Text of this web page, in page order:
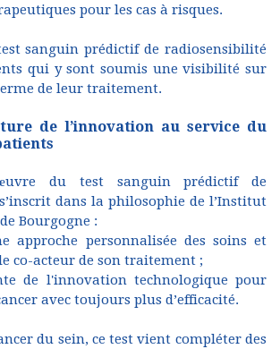
pour les cas à risques.
sanguin prédictif de radiosensibilité
qui y sont soumis une visibilité sur
de leur traitement.
de l’innovation au service du
du test sanguin prédictif de
dans la philosophie de l’Institut
Bourgogne :
approche personnalisée des soins et
co-acteur de son traitement ;
de l'innovation technologique pour
avec toujours plus d’efficacité.
du sein, ce test vient compléter des